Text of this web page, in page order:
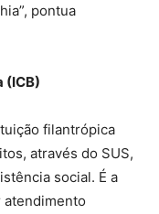
pontua
(ICB)
filantrópica
através do SUS,
social. É a
atendimento